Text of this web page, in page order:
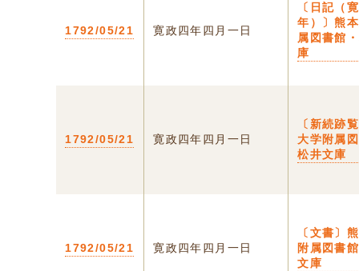
1792/05/21 寛政四年四月一日
〔日記（
年）〕熊
属図書館
庫
1792/05/21 寛政四年四月一日
〔新続跡
大学附属
松井文庫
1792/05/21 寛政四年四月一日
〔文書〕
附属図書
文庫